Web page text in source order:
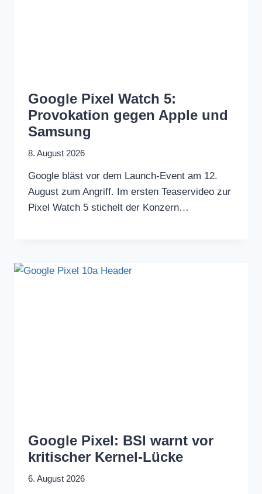
Google Pixel Watch 5:
Provokation gegen Apple und
Samsung
8. August 2026
Google bläst vor dem Launch-Event am 12.
August zum Angriff. Im ersten Teaservideo zur
Pixel Watch 5 stichelt der Konzern…
Google Pixel: BSI warnt vor
kritischer Kernel-Lücke
6. August 2026